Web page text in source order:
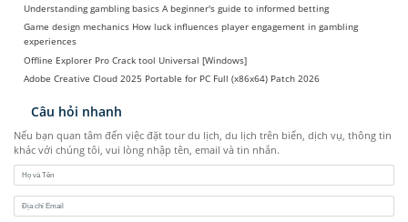
Understanding gambling basics A beginner's guide to informed betting
Game design mechanics How luck influences player engagement in gambling
experiences
Offline Explorer Pro Crack tool Universal [Windows]
Adobe Creative Cloud 2025 Portable for PC Full (x86x64) Patch 2026
Câu hỏi nhanh
Nếu bạn quan tâm đến việc đặt tour du lịch, du lịch trên biển, dịch vụ, thông tin
khác với chúng tôi, vui lòng nhập tên, email và tin nhắn.